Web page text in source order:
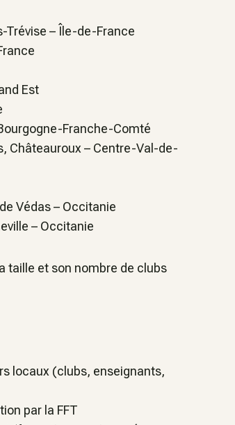
Trévise – Île-de-France
Est
Franche-Comté
Châteauroux – Centre-Val-de-
Védas – Occitanie
– Occitanie
taille et son nombre de clubs
locaux (clubs, enseignants,
par la FFT